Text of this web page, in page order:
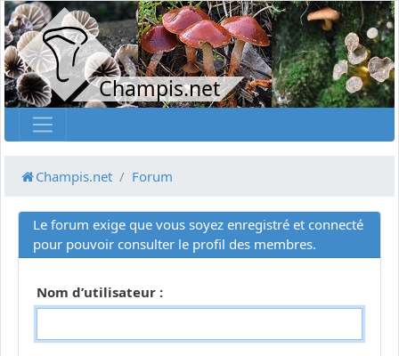
Champis.net
Champis.net Forum
Le forum exige que vous soyez enregistré et connecté
pour pouvoir consulter le profil des membres.
Nom d’utilisateur :